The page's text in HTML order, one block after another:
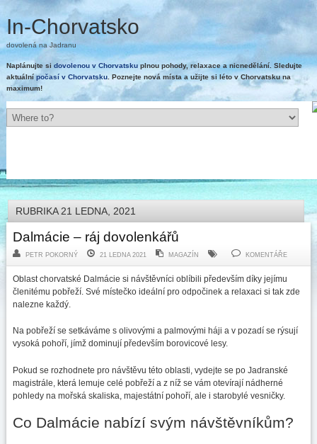
In-Chorvatsko
dovolená na Jadranu
Naplánujte si dovolenou v Chorvatskuplnou pohody, relaxace a nicnedělání. Sledujte
aktuálnípočasí v Chorvatsku. Poznejte nová místa a užijte si léto v Chorvatsku na
maximum!
RUBRIKA 21 LEDNA, 2021
Dalmácie – ráj dovolenkářů
PETR POKORNÝ 21 LEDNA 2021 MAGAZÍN KOMENTÁŘE
Oblast chorvatské Dalmácie si návštěvníci oblíbili především díky jejímu
členitému pobřeží. Své místečko ideální pro odpočinek a relaxaci si tak zde
nalezne každý.
Na pobřeží se setkáváme s olivovými a palmovými háji a v pozadí se rýsují
vysoká pohoří, jímž dominují především borovicové lesy.
Pokud se rozhodnete pro návštěvu této oblasti, vydejte se po Jadranské
magistrále, která lemuje celé pobřeží a z níž se vám otevírají nádherné
pohledy na mořská skaliska, majestátní pohoří, ale i starobylé vesničky.
Co Dalmácie nabízí svým návštěvníkům?